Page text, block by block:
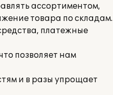
ассортиментом,
товара по складам.
платежные
позволяет нам
и в разы упрощает